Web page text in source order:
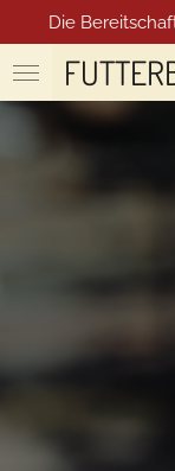
Hauptinhalt
springen
Die